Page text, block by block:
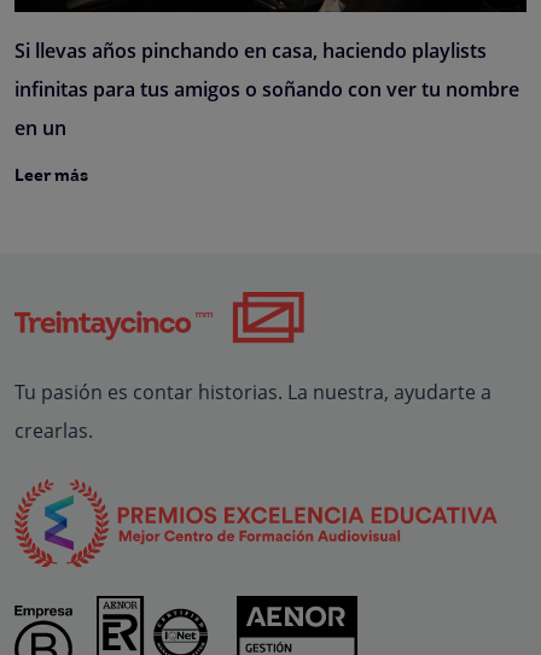
Si llevas años pinchando en casa, haciendo playlists
infinitas para tus amigos o soñando con ver tu nombre
en un
Leer más
Tu pasión es contar historias. La nuestra, ayudarte a
crearlas.